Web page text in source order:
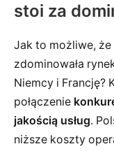
stoi za
Jak to możliwe,
zdominowała
Niemcy i Francję?
połączenie
jakością usług.
niższe koszty